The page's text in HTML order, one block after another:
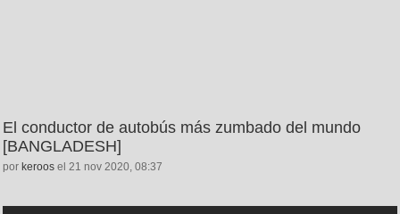
El conductor de autobús más zumbado del mundo
[BANGLADESH]
por keroos el 21 nov 2020, 08:37